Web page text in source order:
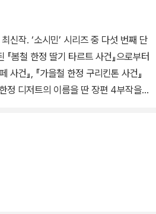
다섯 번째 단
봄철 한정 딸기 타르트 사건』으로부터
사건』, 『가을철 한정 구리킨톤 사건』
정 디저트의 이름을 딴 장편 4부작을 2
오랫동안 기다려온 팬들의 기대감을
는 존재가 된 고바토와 오사나이. 하